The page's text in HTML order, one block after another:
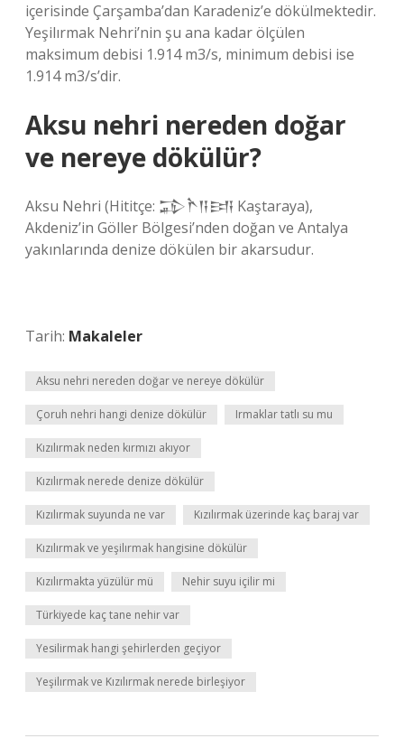
içerisinde Çarşamba’dan Karadeniz’e dökülmektedir.
Yeşilırmak Nehri’nin şu ana kadar ölçülen
maksimum debisi 1.914 m3/s, minimum debisi ise
1.914 m3/s’dir.
Aksu nehri nereden doğar
ve nereye dökülür?
Aksu Nehri (Hititçe: 𒁉𒋻𒀀𒅀 Kaştaraya),
Akdeniz’in Göller Bölgesi’nden doğan ve Antalya
yakınlarında denize dökülen bir akarsudur.
Tarih: Makaleler
Aksu nehri nereden doğar ve nereye dökülür
Çoruh nehri hangi denize dökülür Irmaklar tatlı su mu
Kızılırmak neden kırmızı akıyor
Kızılırmak nerede denize dökülür
Kızılırmak suyunda ne var Kızılırmak üzerinde kaç baraj var
Kızılırmak ve yeşilırmak hangisine dökülür
Kızılırmakta yüzülür mü Nehir suyu içilir mi
Türkiyede kaç tane nehir var
Yesilirmak hangi şehirlerden geçiyor
Yeşilırmak ve Kızılırmak nerede birleşiyor